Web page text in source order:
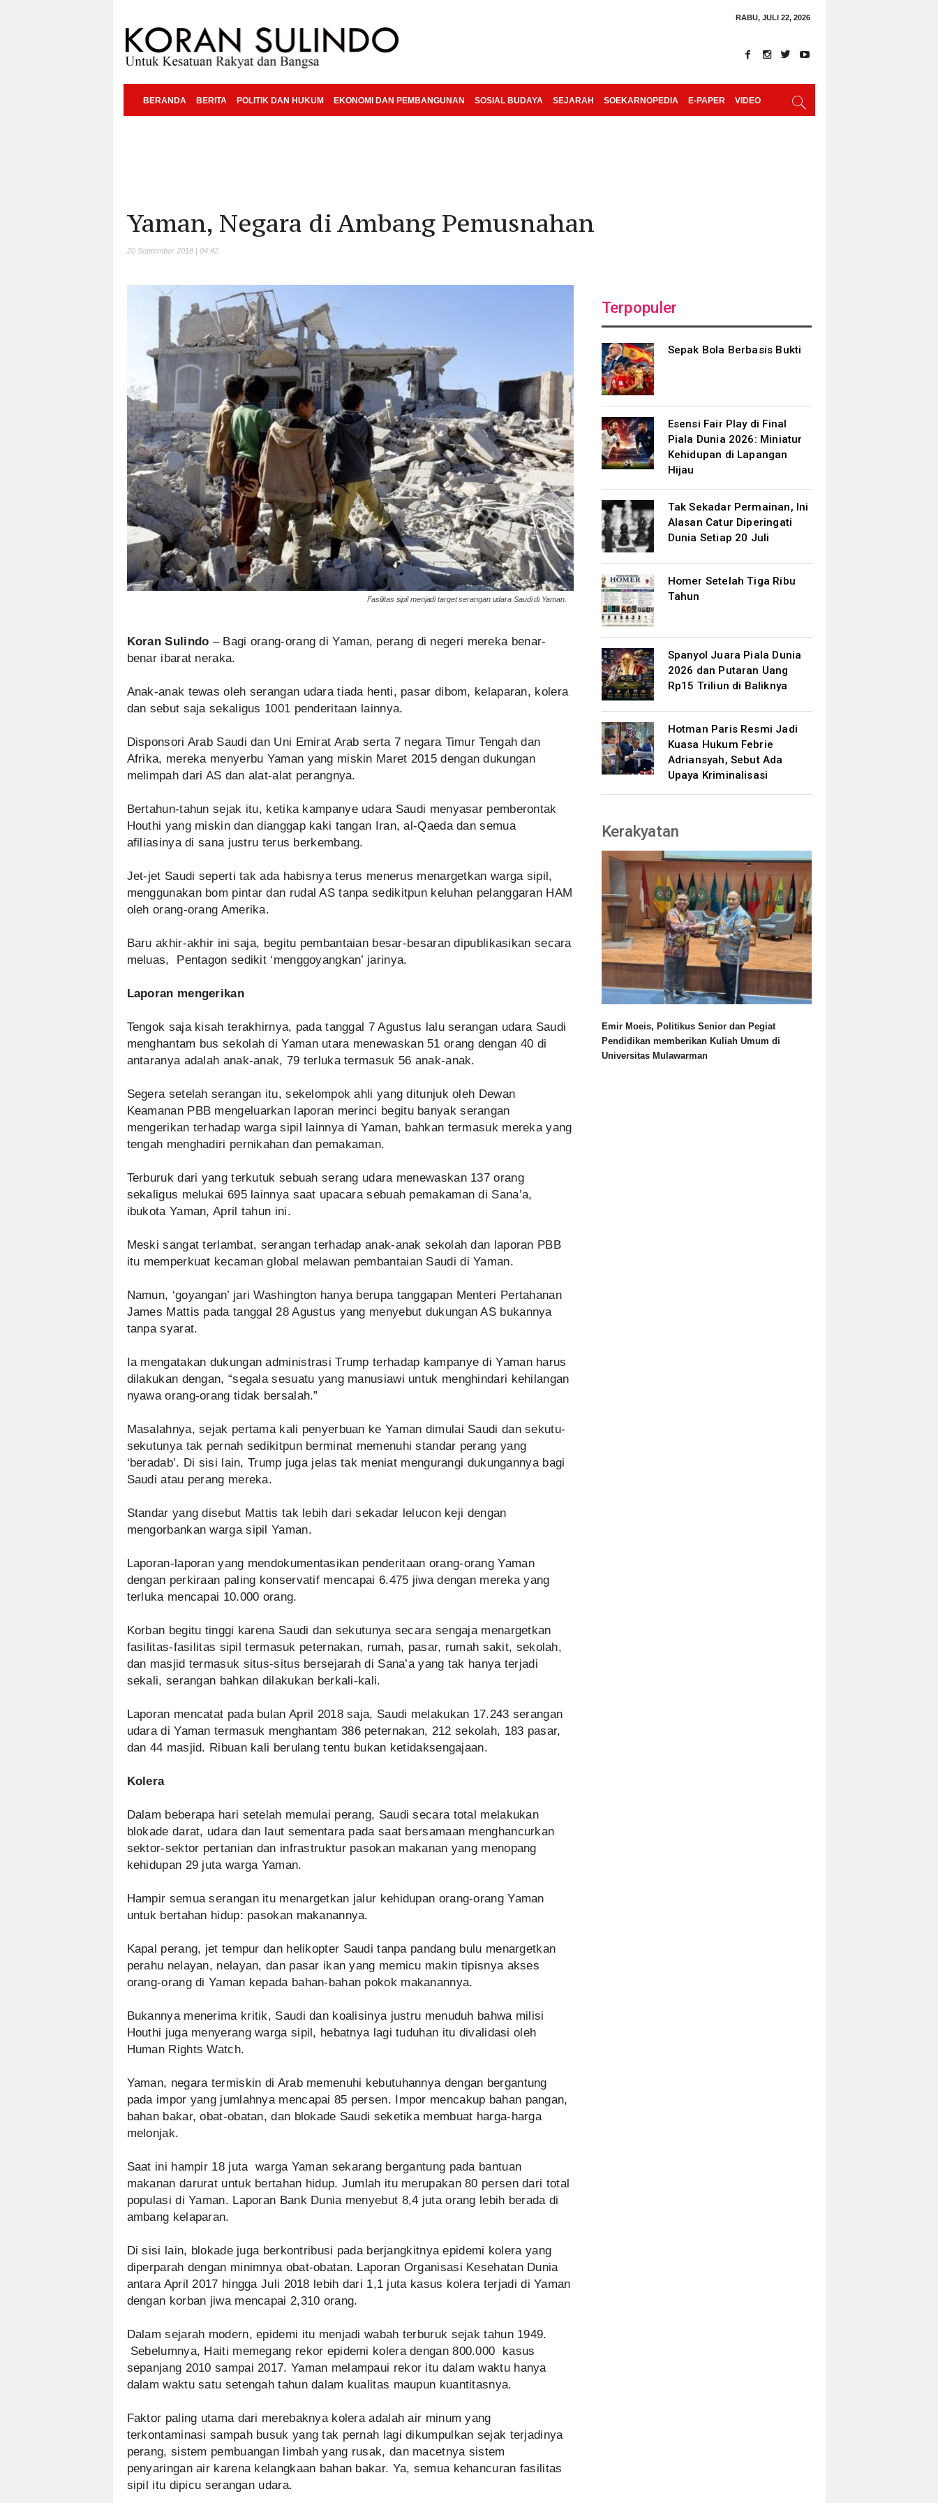
RABU, JULI 22, 2026
BERANDA BERITA POLITIK DAN HUKUM EKONOMI DAN PEMBANGUNAN SOSIAL BUDAYA SEJARAH SOEKARNOPEDIA E-PAPER VIDEO
Yaman, Negara di Ambang Pemusnahan
20 September 2018 | 04:42
Fasilitas sipil menjadi target serangan udara Saudi di Yaman.
Koran Sulindo – Bagi orang-orang di Yaman, perang di negeri mereka benar-
benar ibarat neraka.
Anak-anak tewas oleh serangan udara tiada henti, pasar dibom, kelaparan, kolera
dan sebut saja sekaligus 1001 penderitaan lainnya.
Disponsori Arab Saudi dan Uni Emirat Arab serta 7 negara Timur Tengah dan
Afrika, mereka menyerbu Yaman yang miskin Maret 2015 dengan dukungan
melimpah dari AS dan alat-alat perangnya.
Bertahun-tahun sejak itu, ketika kampanye udara Saudi menyasar pemberontak
Houthi yang miskin dan dianggap kaki tangan Iran, al-Qaeda dan semua
afiliasinya di sana justru terus berkembang.
Jet-jet Saudi seperti tak ada habisnya terus menerus menargetkan warga sipil,
menggunakan bom pintar dan rudal AS tanpa sedikitpun keluhan pelanggaran HAM
oleh orang-orang Amerika.
Baru akhir-akhir ini saja, begitu pembantaian besar-besaran dipublikasikan secara
meluas, Pentagon sedikit ‘menggoyangkan’ jarinya.
Laporan mengerikan
Tengok saja kisah terakhirnya, pada tanggal 7 Agustus lalu serangan udara Saudi
menghantam bus sekolah di Yaman utara menewaskan 51 orang dengan 40 di
antaranya adalah anak-anak, 79 terluka termasuk 56 anak-anak.
Segera setelah serangan itu, sekelompok ahli yang ditunjuk oleh Dewan
Keamanan PBB mengeluarkan laporan merinci begitu banyak serangan
mengerikan terhadap warga sipil lainnya di Yaman, bahkan termasuk mereka yang
tengah menghadiri pernikahan dan pemakaman.
Terburuk dari yang terkutuk sebuah serang udara menewaskan 137 orang
sekaligus melukai 695 lainnya saat upacara sebuah pemakaman di Sana’a,
ibukota Yaman, April tahun ini.
Meski sangat terlambat, serangan terhadap anak-anak sekolah dan laporan PBB
itu memperkuat kecaman global melawan pembantaian Saudi di Yaman.
Namun, ‘goyangan’ jari Washington hanya berupa tanggapan Menteri Pertahanan
James Mattis pada tanggal 28 Agustus yang menyebut dukungan AS bukannya
tanpa syarat.
Ia mengatakan dukungan administrasi Trump terhadap kampanye di Yaman harus
dilakukan dengan, “segala sesuatu yang manusiawi untuk menghindari kehilangan
nyawa orang-orang tidak bersalah.”
Masalahnya, sejak pertama kali penyerbuan ke Yaman dimulai Saudi dan sekutu-
sekutunya tak pernah sedikitpun berminat memenuhi standar perang yang
‘beradab’. Di sisi lain, Trump juga jelas tak meniat mengurangi dukungannya bagi
Saudi atau perang mereka.
Standar yang disebut Mattis tak lebih dari sekadar lelucon keji dengan
mengorbankan warga sipil Yaman.
Laporan-laporan yang mendokumentasikan penderitaan orang-orang Yaman
dengan perkiraan paling konservatif mencapai 6.475 jiwa dengan mereka yang
terluka mencapai 10.000 orang.
Korban begitu tinggi karena Saudi dan sekutunya secara sengaja menargetkan
fasilitas-fasilitas sipil termasuk peternakan, rumah, pasar, rumah sakit, sekolah,
dan masjid termasuk situs-situs bersejarah di Sana’a yang tak hanya terjadi
sekali, serangan bahkan dilakukan berkali-kali.
Laporan mencatat pada bulan April 2018 saja, Saudi melakukan 17.243 serangan
udara di Yaman termasuk menghantam 386 peternakan, 212 sekolah, 183 pasar,
dan 44 masjid. Ribuan kali berulang tentu bukan ketidaksengajaan.
Kolera
Dalam beberapa hari setelah memulai perang, Saudi secara total melakukan
blokade darat, udara dan laut sementara pada saat bersamaan menghancurkan
sektor-sektor pertanian dan infrastruktur pasokan makanan yang menopang
kehidupan 29 juta warga Yaman.
Hampir semua serangan itu menargetkan jalur kehidupan orang-orang Yaman
untuk bertahan hidup: pasokan makanannya.
Kapal perang, jet tempur dan helikopter Saudi tanpa pandang bulu menargetkan
perahu nelayan, nelayan, dan pasar ikan yang memicu makin tipisnya akses
orang-orang di Yaman kepada bahan-bahan pokok makanannya.
Bukannya menerima kritik, Saudi dan koalisinya justru menuduh bahwa milisi
Houthi juga menyerang warga sipil, hebatnya lagi tuduhan itu divalidasi oleh
Human Rights Watch.
Yaman, negara termiskin di Arab memenuhi kebutuhannya dengan bergantung
pada impor yang jumlahnya mencapai 85 persen. Impor mencakup bahan pangan,
bahan bakar, obat-obatan, dan blokade Saudi seketika membuat harga-harga
melonjak.
Saat ini hampir 18 juta warga Yaman sekarang bergantung pada bantuan
makanan darurat untuk bertahan hidup. Jumlah itu merupakan 80 persen dari total
populasi di Yaman. Laporan Bank Dunia menyebut 8,4 juta orang lebih berada di
ambang kelaparan.
Di sisi lain, blokade juga berkontribusi pada berjangkitnya epidemi kolera yang
diperparah dengan minimnya obat-obatan. Laporan Organisasi Kesehatan Dunia
antara April 2017 hingga Juli 2018 lebih dari 1,1 juta kasus kolera terjadi di Yaman
dengan korban jiwa mencapai 2,310 orang.
Dalam sejarah modern, epidemi itu menjadi wabah terburuk sejak tahun 1949.
Sebelumnya, Haiti memegang rekor epidemi kolera dengan 800.000 kasus
sepanjang 2010 sampai 2017. Yaman melampaui rekor itu dalam waktu hanya
dalam waktu satu setengah tahun dalam kualitas maupun kuantitasnya.
Faktor paling utama dari merebaknya kolera adalah air minum yang
terkontaminasi sampah busuk yang tak pernah lagi dikumpulkan sejak terjadinya
perang, sistem pembuangan limbah yang rusak, dan macetnya sistem
penyaringan air karena kelangkaan bahan bakar. Ya, semua kehancuran fasilitas
sipil itu dipicu serangan udara.
Terpopuler
Sepak Bola Berbasis Bukti
Esensi Fair Play di Final
Piala Dunia 2026: Miniatur
Kehidupan di Lapangan
Hijau
Tak Sekadar Permainan, Ini
Alasan Catur Diperingati
Dunia Setiap 20 Juli
Homer Setelah Tiga Ribu
Tahun
Spanyol Juara Piala Dunia
2026 dan Putaran Uang
Rp15 Triliun di Baliknya
Hotman Paris Resmi Jadi
Kuasa Hukum Febrie
Adriansyah, Sebut Ada
Upaya Kriminalisasi
Kerakyatan
Emir Moeis, Politikus Senior dan Pegiat
Pendidikan memberikan Kuliah Umum di
Universitas Mulawarman